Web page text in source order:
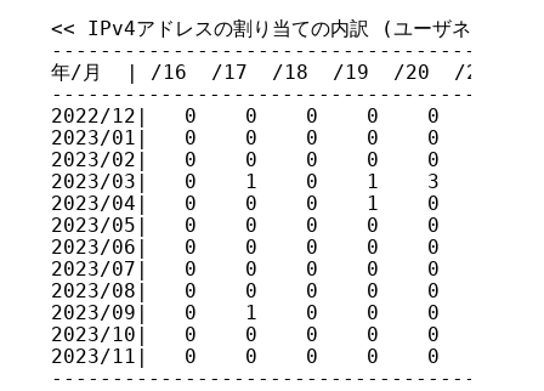
<< IPv4アドレスの割り当ての内訳 (ユーザネットワ
年/月  | /16  /17  /18  /19  /20  /21  /
2022/12|   0    0    0    0    0    0    0
2023/01|   0    0    0    0    0    0
2023/02|   0    0    0    0    0    0
2023/03|   0    1    0    1    3    1
2023/04|   0    0    0    1    0    0
2023/05|   0    0    0    0    0    0
2023/06|   0    0    0    0    0    1
2023/07|   0    0    0    0    0    0
2023/08|   0    0    0    0    0    0
2023/09|   0    1    0    0    0    0
2023/10|   0    0    0    0    0    0
2023/11|   0    0    0    0    0    0